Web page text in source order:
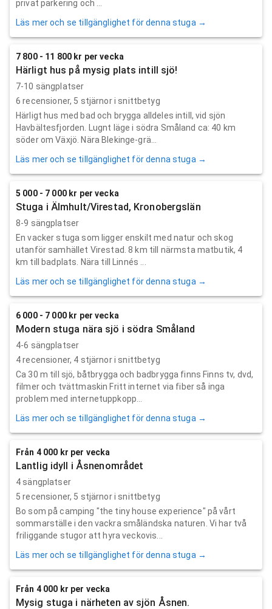
privat parkering och ...
Läs mer och se tillgänglighet för denna stuga →
7 800 - 11 800 kr per vecka
Härligt hus på mysig plats intill sjö!
7-10 sängplatser
6 recensioner, 5 stjärnor i snittbetyg
Härligt hus med bad och brygga alldeles intill, vid sjön
Havbältesfjorden. Lugnt läge i södra Småland ca: 40 km
söder om Växjö. Nära Blekinge-grä...
Läs mer och se tillgänglighet för denna stuga →
5 000 - 7 000 kr per vecka
Stuga i Älmhult/Virestad, Kronobergslän
8-9 sängplatser
En vacker stuga som ligger enskilt med natur och skog
utanför samhället Virestad. 8 km till närmsta matbutik, 4
km till badplats. Nära till Linnés ...
Läs mer och se tillgänglighet för denna stuga →
6 000 - 7 000 kr per vecka
Modern stuga nära sjö i södra Småland
4-6 sängplatser
4recensioner, 4 stjärnor i snittbetyg
Ca 30 m till sjö, båtbrygga och badbrygga finns Finns tv, dvd,
filmer och tvättmaskin Fritt internet via fiber så inga
problem med internetuppkopp...
Läs mer och se tillgänglighet för denna stuga →
Från 4 000 kr per vecka
Lantlig idyll i Åsnenområdet
4 sängplatser
5 recensioner, 5 stjärnor i snittbetyg
Bo som på camping "the tiny house experience" på vårt
sommarställe i den vackra småländska naturen. Vi har två
friliggande stugor att hyra veckovis...
Läs mer och se tillgänglighet för denna stuga →
Från 4 000 kr per vecka
Mysig stuga i närheten av sjön Åsnen.